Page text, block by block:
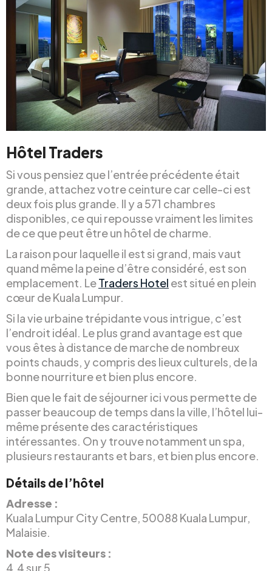
Hôtel Traders
Si vous pensiez que l’entrée précédente était
grande, attachez votre ceinture car celle-ci est
deux fois plus grande. Il y a 571 chambres
disponibles, ce qui repousse vraiment les limites
de ce que peut être un hôtel de charme.
La raison pour laquelle il est si grand, mais vaut
quand même la peine d’être considéré, est son
emplacement. LeTraders Hotel est situé en plein
cœur de Kuala Lumpur.
Si la vie urbaine trépidante vous intrigue, c’est
l’endroit idéal. Le plus grand avantage est que
vous êtes à distance de marche de nombreux
points chauds, y compris des lieux culturels, de la
bonne nourriture et bien plus encore.
Bien que le fait de séjourner ici vous permette de
passer beaucoup de temps dans la ville, l’hôtel lui-
même présente des caractéristiques
intéressantes. On y trouve notamment un spa,
plusieurs restaurants et bars, et bien plus encore.
Détails de l’hôtel
Adresse :
Kuala Lumpur City Centre, 50088 Kuala Lumpur,
Malaisie.
Note des visiteurs :
4.4 sur 5